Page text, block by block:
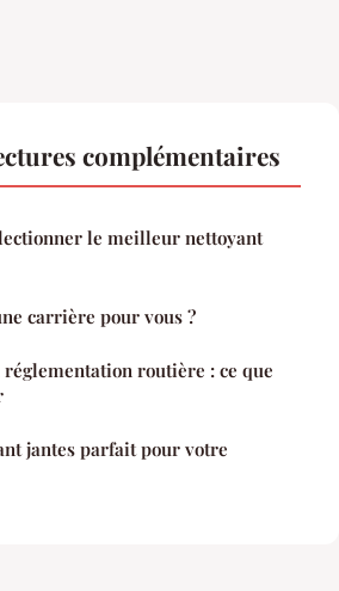
complémentaires
le meilleur nettoyant
carrière pour vous ?
réglementation routière : ce que
jantes parfait pour votre